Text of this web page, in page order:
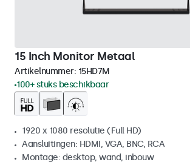
15 Inch Monitor Metaal
Artikelnummer: 15HD7M
100+ stuks beschikbaar
1920 x 1080 resolutie (Full HD)
Aansluitingen: HDMI, VGA, BNC, RCA
Montage: desktop, wand, inbouw